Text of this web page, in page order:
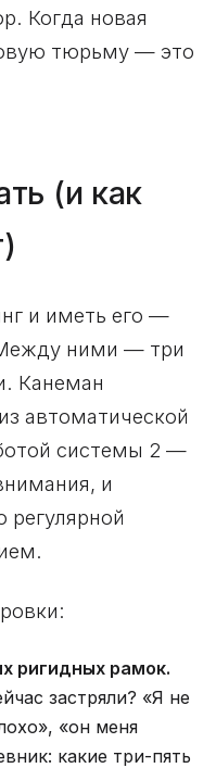
Когда новая
тюрьму — это
(и как
и иметь его —
ними — три
Канеман
автоматической
системы 2 —
и
регулярной
ригидных рамок.
застряли? «Я не
«он меня
какие три-пять